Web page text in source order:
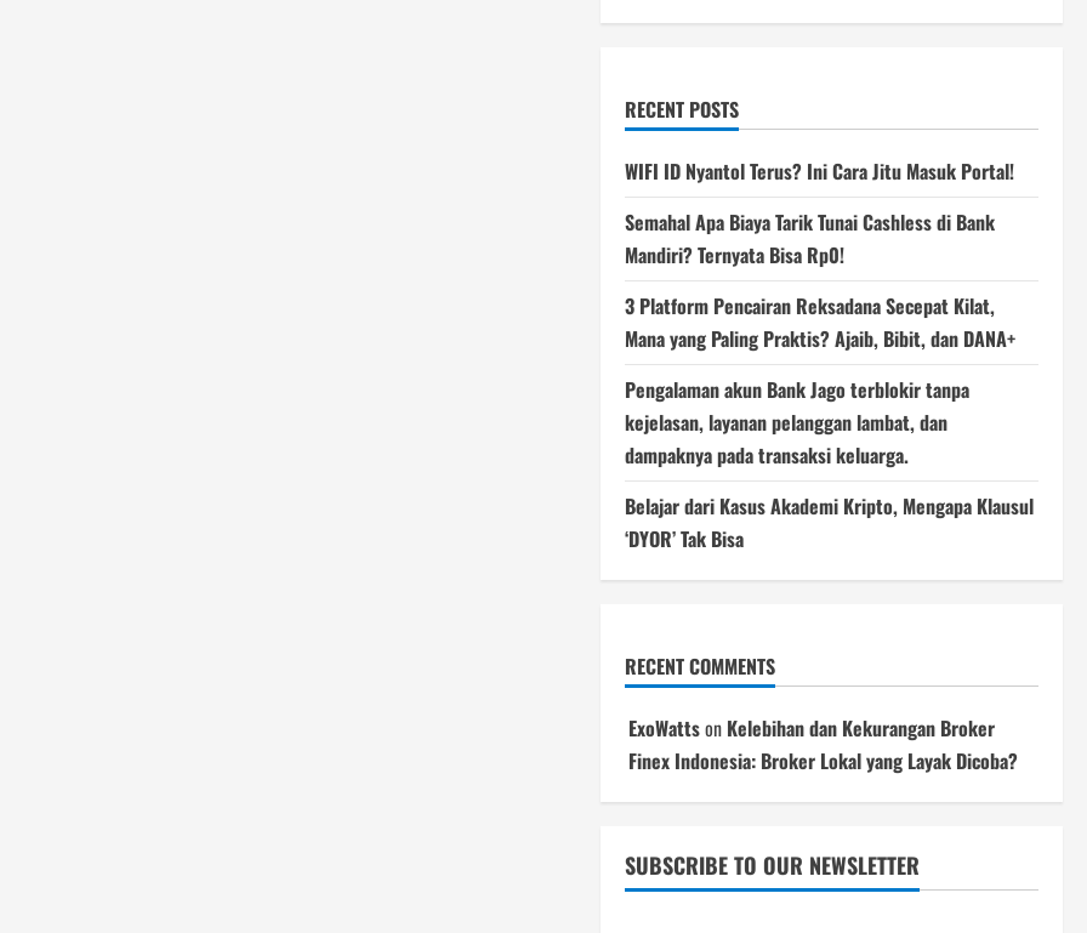
RECENT POSTS
WIFI ID Nyantol Terus? Ini Cara Jitu Masuk Portal!
Semahal Apa Biaya Tarik Tunai Cashless di Bank
Mandiri? Ternyata Bisa Rp0!
3 Platform Pencairan Reksadana Secepat Kilat,
Mana yang Paling Praktis? Ajaib, Bibit, dan DANA+
Pengalaman akun Bank Jago terblokir tanpa
kejelasan, layanan pelanggan lambat, dan
dampaknya pada transaksi keluarga.
Belajar dari Kasus Akademi Kripto, Mengapa Klausul
‘DYOR’ Tak Bisa
RECENT COMMENTS
ExoWattson Kelebihan dan Kekurangan Broker
Finex Indonesia: Broker Lokal yang Layak Dicoba?
SUBSCRIBE TO OUR NEWSLETTER